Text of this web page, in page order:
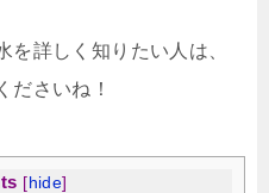
を詳しく知りたい人は、
ださいね！
[ hide]